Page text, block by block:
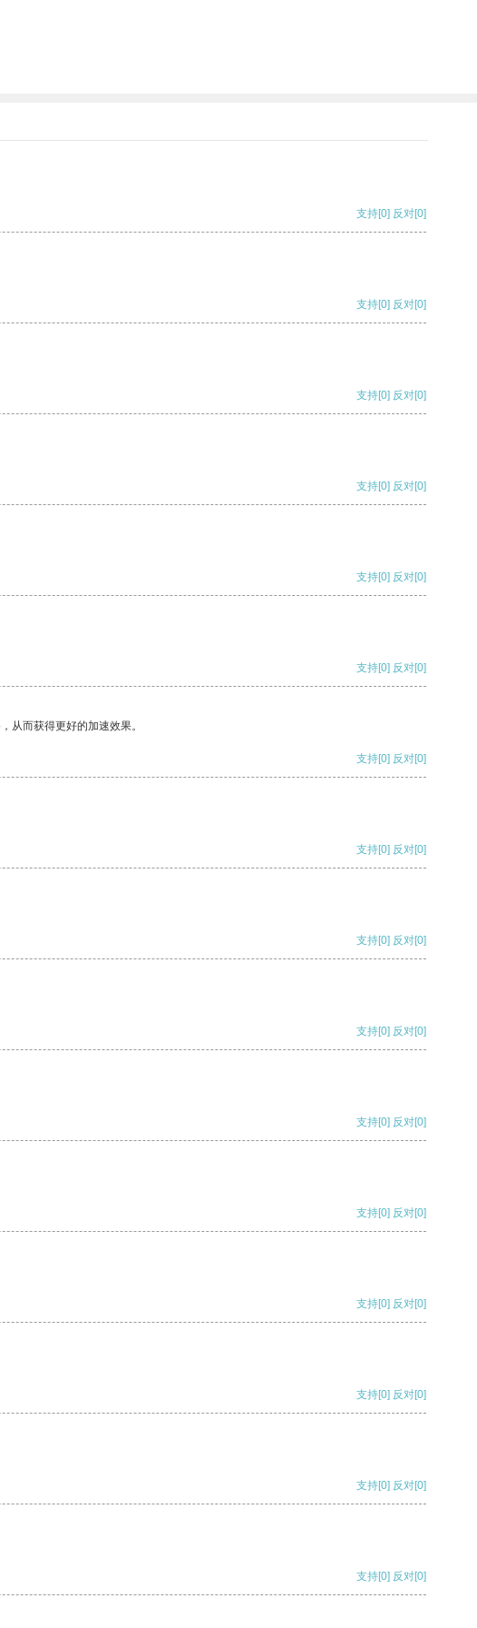
支持[0] 反对[0]
支持[0] 反对[0]
支持[0] 反对[0]
支持[0] 反对[0]
支持[0] 反对[0]
支持[0] 反对[0]
从而获得更好的加速效果。
支持[0] 反对[0]
支持[0] 反对[0]
支持[0] 反对[0]
支持[0] 反对[0]
支持[0] 反对[0]
支持[0] 反对[0]
支持[0] 反对[0]
支持[0] 反对[0]
支持[0] 反对[0]
支持[0] 反对[0]